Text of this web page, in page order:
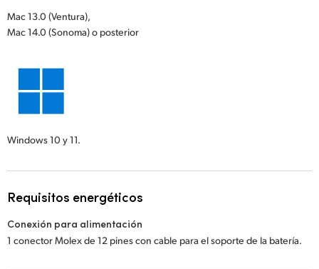
Mac 13.0 (Ventura),
Mac 14.0 (Sonoma) o posterior
Windows 10 y 11.
Requisitos energéticos
Conexión para alimentación
1 conector Molex de 12 pines con cable para el soporte de la batería.